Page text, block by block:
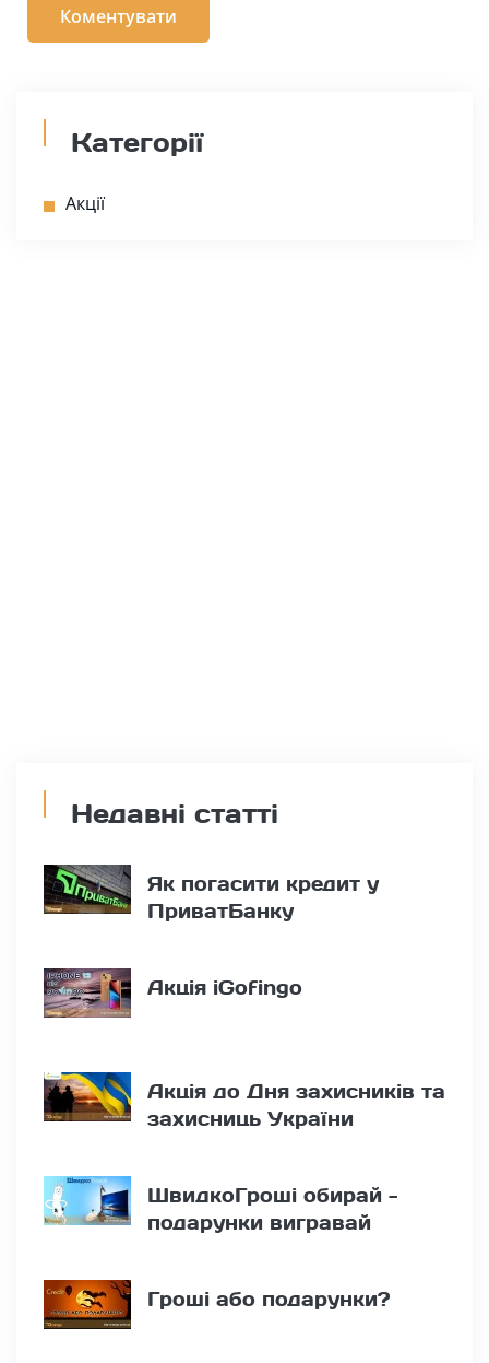
Категорії
Акції
Недавні статті
Як погасити кредит у
ПриватБанку
Акція iGofingo
Акція до Дня захисників та
захисниць України
ШвидкоГроші обирай -
подарунки вигравай
Гроші або подарунки?